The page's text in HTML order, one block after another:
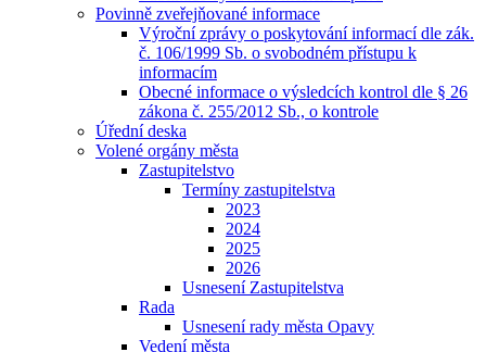
Povinně zveřejňované informace
Výroční zprávy o poskytování informací dle zák.
č. 106/1999 Sb. o svobodném přístupu k
informacím
Obecné informace o výsledcích kontrol dle § 26
zákona č. 255/2012 Sb., o kontrole
Úřední deska
Volené orgány města
Zastupitelstvo
Termíny zastupitelstva
2023
2024
2025
2026
Usnesení Zastupitelstva
Rada
Usnesení rady města Opavy
Vedení města